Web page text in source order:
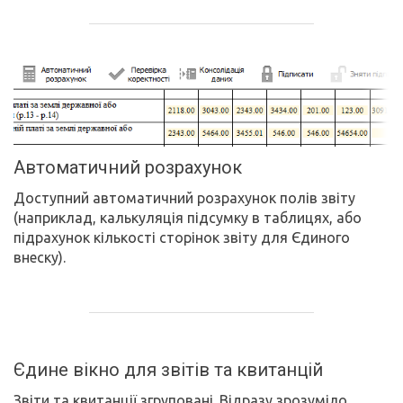
Автоматичний розрахунок
Доступний автоматичний розрахунок полів звіту
(наприклад, калькуляція підсумку в таблицях, або
підрахунок кількості сторінок звіту для Єдиного
внеску).
Єдине вікно для звітів та квитанцій